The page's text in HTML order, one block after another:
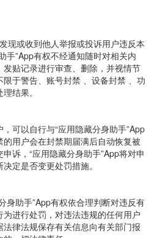
现或收到他人举报或投诉用户违反本
手”App有权不经通知随时对相关内
贴记录进行审查、删除，并视情节
于警告、账号封禁 、设备封禁 、功
结果。
可以自行与“应用隐藏分身助手”App
用户会在封禁期届满后自动恢复被
诉，“应用隐藏分身助手”App将对申
定是否变更处罚措施。
身助手”App有权依合理判断对违反有
进行处罚，对违法违规的任何用户
律法规保存有关信息向有关部门报